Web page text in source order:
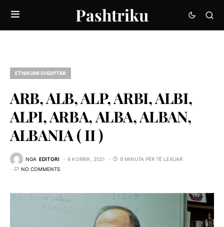
Pashtriku
ETNIKUMI SHQIPTAR
ARB, ALB, ALP, ARBI, ALBI,
ALPI, ARBA, ALBA, ALBAN,
ALBANIA ( II )
NGA EDITORI 6 KORRIK, 2021
9 MINUTA PËR TË LEXUAR
NO COMMENTS